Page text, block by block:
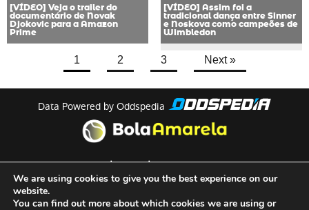
[VÍDEO] Veja o trailer do
documentário de Novak
Djokovic para a Amazon
Prime
[VÍDEO] Assim foi a
tradicional dança entre Sinner
e Noskova como campeões de
Wimbledon
1 2 3 Next »
Data Powered by Oddspedia
theme bymeow
We are using cookies to give you the best experience on our
website.
You can find out more about which cookies we are using or